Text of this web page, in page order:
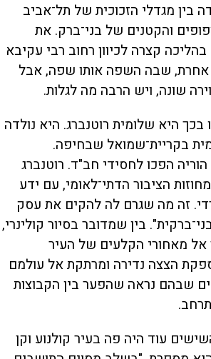
בין מגדלי הזכוכית של תל־אביב
והקטנים של בני־ברק. את
קצרה לכיוון רחוב רבי עקיבא
אחרת, שבה השפה אותו שפה, אבל
שונה, ויש הרבה מה לגלות.
בכך היא שלומית רוטנברג. היא נולדה
בקריית־שמואל שבחיפה.
הפכו לחסידי חב"ד. רוטנברג
הציבור הדתי־לאומי, עם ידע
זה מה שגרם לה להקים את עסק
בין שמדובר בסיור קולינרי,
אל מאחורי הקלעים של העיר
הצצה נדירה ומרתקת אל עולמם
שבהם נראה שהפער בין הקבוצות
עוד היה פה בעיר קולנוע וקן